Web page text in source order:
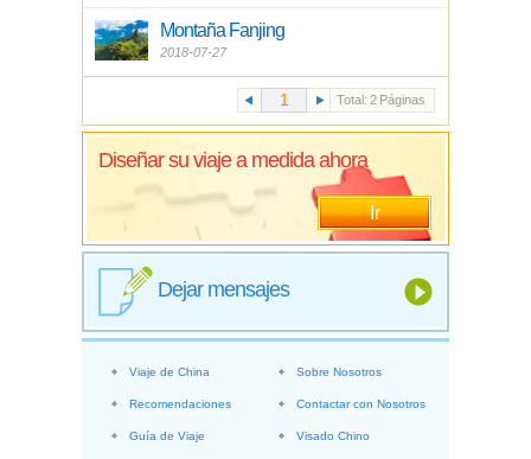
Montaña Fanjing
2018-07-27
Total: 2 Páginas
Diseñar su viaje a medida ahora
Ir
Dejar mensajes
Viaje de China
Recomendaciones
Guía de Viaje
Sobre Nosotros
Contactar con Nosotros
Visado Chino